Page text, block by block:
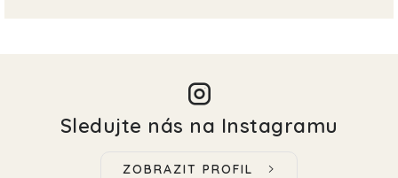
Sledujte nás na Instagramu
ZOBRAZIT PROFIL